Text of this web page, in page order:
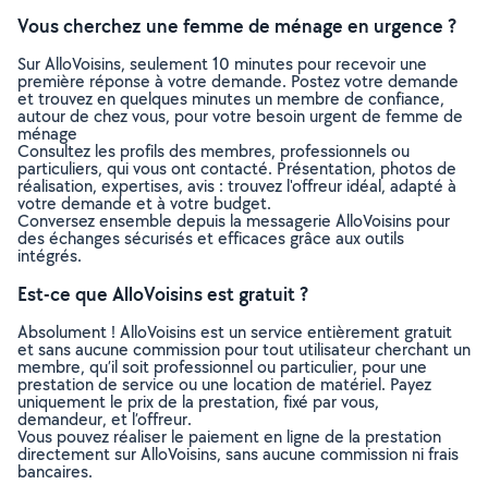
Vous cherchez une femme de ménage en urgence ?
Sur AlloVoisins, seulement 10 minutes pour recevoir une
première réponse à votre demande. Postez votre demande
et trouvez en quelques minutes un membre de confiance,
autour de chez vous, pour votre besoin urgent de femme de
ménage
Consultez les profils des membres, professionnels ou
particuliers, qui vous ont contacté. Présentation, photos de
réalisation, expertises, avis : trouvez l'offreur idéal, adapté à
votre demande et à votre budget.
Conversez ensemble depuis la messagerie AlloVoisins pour
des échanges sécurisés et efficaces grâce aux outils
intégrés.
Est-ce que AlloVoisins est gratuit ?
Absolument ! AlloVoisins est un service entièrement gratuit
et sans aucune commission pour tout utilisateur cherchant un
membre, qu’il soit professionnel ou particulier, pour une
prestation de service ou une location de matériel. Payez
uniquement le prix de la prestation, fixé par vous,
demandeur, et l’offreur.
Vous pouvez réaliser le paiement en ligne de la prestation
directement sur AlloVoisins, sans aucune commission ni frais
bancaires.